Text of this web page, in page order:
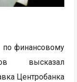
по финансовому
высказал
Центробанка